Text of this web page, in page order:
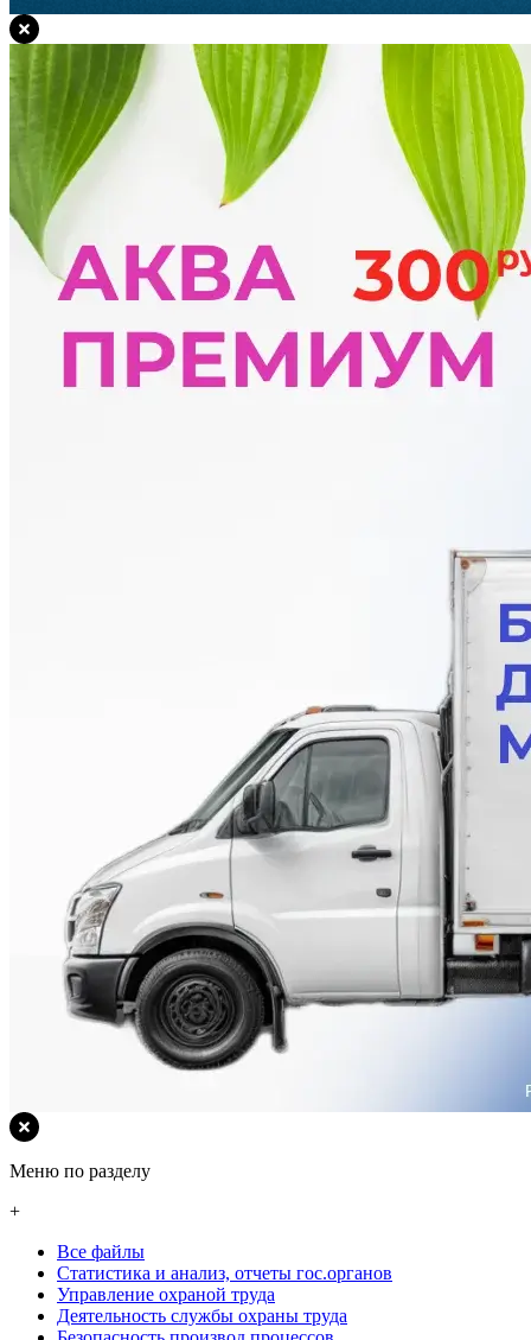
Меню по разделу
+
Все файлы
Статистика и анализ, отчеты гос.органов
Управление охраной труда
Деятельность службы охраны труда